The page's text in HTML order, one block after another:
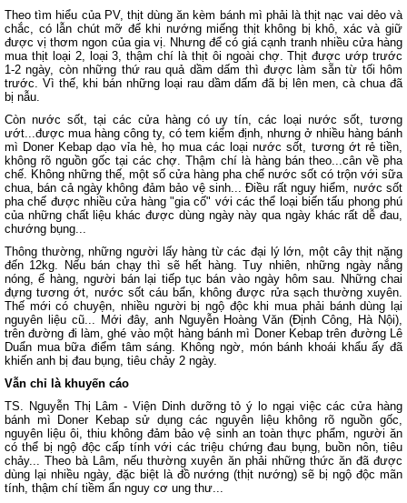
Theo tìm hiểu của PV, thịt dùng ăn kèm bánh mì phải là thịt nạc vai dẻo và
chắc, có lẫn chút mỡ để khi nướng miếng thịt không bị khô, xác và giữ
được vị thơm ngon của gia vị. Nhưng để có giá cạnh tranh nhiều cửa hàng
mua thịt loại 2, loại 3, thậm chí là thịt ôi ngoài chợ. Thịt được ướp trước
1-2 ngày, còn những thứ rau quả dầm dấm thì được làm sẵn từ tối hôm
trước. Vì thế, khi bán những loại rau dầm dấm đã bị lên men, cà chua đã
bị nẫu.
Còn nước sốt, tại các cửa hàng có uy tín, các loại nước sốt, tương
ướt...được mua hàng công ty, có tem kiểm định, nhưng ở nhiều hàng bánh
mì Doner Kebap dạo vỉa hè, họ mua các loại nước sốt, tương ớt rẻ tiền,
không rõ nguồn gốc tại các chợ. Thậm chí là hàng bán theo...cân về pha
chế. Không những thế, một số cửa hàng pha chế nước sốt có trộn với sữa
chua, bán cả ngày không đảm bảo vệ sinh... Điều rất nguy hiểm, nước sốt
pha chế được nhiều cửa hàng "gia cố" với các thể loại biến tấu phong phú
của những chất liệu khác được dùng ngày này qua ngày khác rất dễ đau,
chướng bụng...
Thông thường, những người lấy hàng từ các đại lý lớn, một cây thịt nặng
đến 12kg. Nếu bán chạy thì sẽ hết hàng. Tuy nhiên, những ngày nắng
nóng, ế hàng, người bán lại tiếp tục bán vào ngày hôm sau. Những chai
đựng tương ớt, nước sốt cáu bẩn, không được rửa sạch thường xuyên.
Thế mới có chuyện, nhiều người bị ngộ độc khi mua phải bánh dùng lại
nguyên liệu cũ... Mới đây, anh Nguyễn Hoàng Văn (Định Công, Hà Nội),
trên đường đi làm, ghé vào một hàng bánh mì Doner Kebap trên đường Lê
Duẩn mua bữa điểm tâm sáng. Không ngờ, món bánh khoái khẩu ấy đã
khiến anh bị đau bụng, tiêu chảy 2 ngày.
Vẫn chỉ là khuyến cáo
TS. Nguyễn Thị Lâm - Viện Dinh dưỡng tỏ ý lo ngại việc các cửa hàng
bánh mì Doner Kebap sử dụng các nguyên liệu không rõ nguồn gốc,
nguyên liệu ôi, thiu không đảm bảo vệ sinh an toàn thực phẩm, người ăn
có thể bị ngộ độc cấp tính với các triệu chứng đau bụng, buồn nôn, tiêu
chảy... Theo bà Lâm, nếu thường xuyên ăn phải những thức ăn đã được
dùng lại nhiều ngày, đặc biệt là đồ nướng (thịt nướng) sẽ bị ngộ độc mãn
tính, thậm chí tiềm ẩn nguy cơ ung thư...